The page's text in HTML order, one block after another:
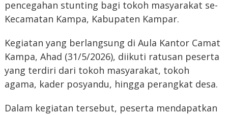
pencegahan stunting bagi tokoh masyarakat se-
Kecamatan Kampa, Kabupaten Kampar.
Kegiatan yang berlangsung di Aula Kantor Camat
Kampa, Ahad (31/5/2026), diikuti ratusan peserta
yang terdiri dari tokoh masyarakat, tokoh
agama, kader posyandu, hingga perangkat desa.
Dalam kegiatan tersebut, peserta mendapatkan